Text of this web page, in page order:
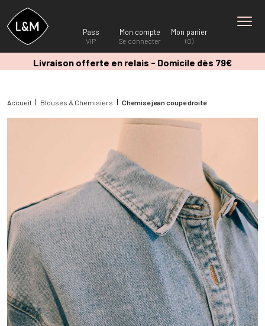
Pass
VIP
Mon compte
Se connecter
Mon panier
(0)
Livraison offerte en relais - Domicile dès 79€
Accueil Blouses & Chemisiers Chemise jean coupe droite